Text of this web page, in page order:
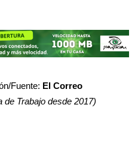
Fuente: El Correo
de Trabajo desde 2017)